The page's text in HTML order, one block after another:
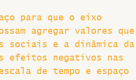
para que o eixo
agregar valores que
sociais e a dinâmica da
efeitos negativos nas
de tempo e espaço